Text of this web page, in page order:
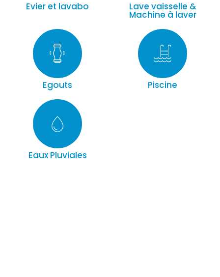
Evier et lavabo Lave vaisselle &
Machine à laver
Egouts Piscine
Eaux Pluviales